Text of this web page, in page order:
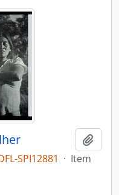
SPI12881 · Item